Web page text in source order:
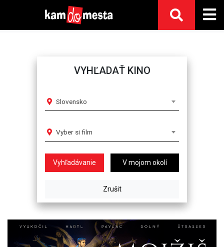
VYHĽADAŤ KINO
Slovensko
Vyber si film
V mojom okolí